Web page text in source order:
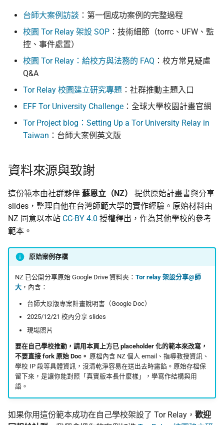
台師大案例訪談 ：第一個成功案例的完整過程
校園 Tor Relay 架設 SOP ：技術細節（torrc、UFW、監
控、事件處置）
校園 Tor Relay：給校方與法務的 FAQ ：校方常見疑慮
Q&A
Tor Relay 校園建立研究專題 ：社群推動主題入口
EFF Tor University Challenge ：全球大學校園計畫官網
Tor Project blog：Setting Up a Tor University Relay in
Taiwan ：台師大案例英文版
資料來源與致謝
這份範本由社群夥伴 蘇恩立（NZ）
提供原始計畫書與分享
slides，整理自他在台灣師範大學的實作經驗。原始材料由
NZ 同意以本站 CC-BY 4.0 授權釋出，作為其他學校的參考
範本。
原始案例存檔
NZ 已公開分享原始 Google Drive 資料夾： Tor relay 架設分享@師
大，內含：
台師大原版專案計畫說明書（Google Doc）
2025/12/21 校內分享 slides
現場照片
要在自己學校推動，請用本頁上方已 placeholder 化的範本來改寫，
不要直接 fork 原始 Doc。 原檔內含 NZ 個人 email、指導教授資訊、
學校 IP 段等具體資訊，沒清乾淨容易在送出去時露餡。原始存檔保
留下來，是讓你能對照「真實版本長什麼樣」，學寫作結構與用
語。
如果你用這份範本成功在自己學校架設了 Tor Relay， 歡迎